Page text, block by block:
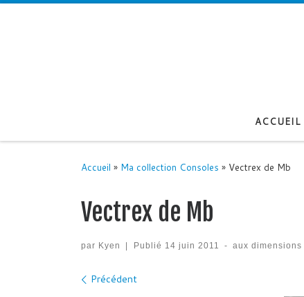
ACCUEIL
Accueil » Ma collection Consoles » Vectrex de Mb
Vectrex de Mb
par Kyen | Publié 14 juin 2011 - aux dimensions
Navigation des images
Précédent